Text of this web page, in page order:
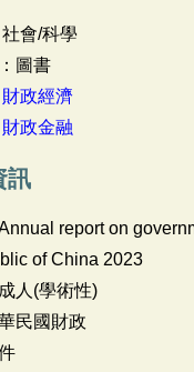
會/科學
圖書
財政經濟
財政金融
訊
report on
of China 2023
人(學術性)
民國財政